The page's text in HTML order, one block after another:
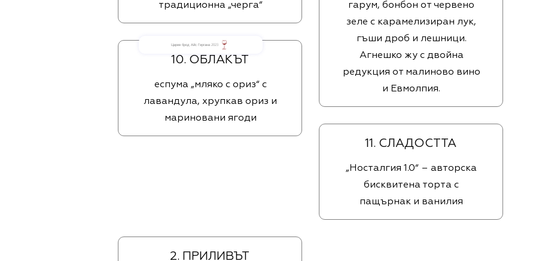
традиционна „черга“
10. ОБЛАКЪТ
еспума „мляко с ориз“ с
лавандула, хрупкав ориз и
мариновани ягоди
гарум, бонбон от червено
зеле с карамелизиран лук,
гъши дроб и лешници.
Агнешко жу с двойна
редукция от малиново вино
и Евмолпия.
11. СЛАДОСТТА
„Носталгия 1.0“ – авторска
бисквитена торта с
пащърнак и ванилия
2. ПРИЛИВЪТ
Царев брод Айс Гергана 2023